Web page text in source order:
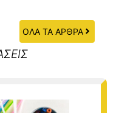
ΟΛΑ ΤΑ ΑΡΘΡΑ